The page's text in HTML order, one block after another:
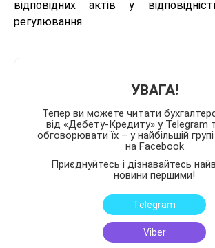
відповідних актів у
регулювання.
УВАГА!
Тепер ви можете читати
від «Дебету-Кредиту» у Telegram
обговорювати їх – у найбільшій групі
на Facebook
Приєднуйтесь і дізнавайтесь
новини першими!
Telegram
Viber